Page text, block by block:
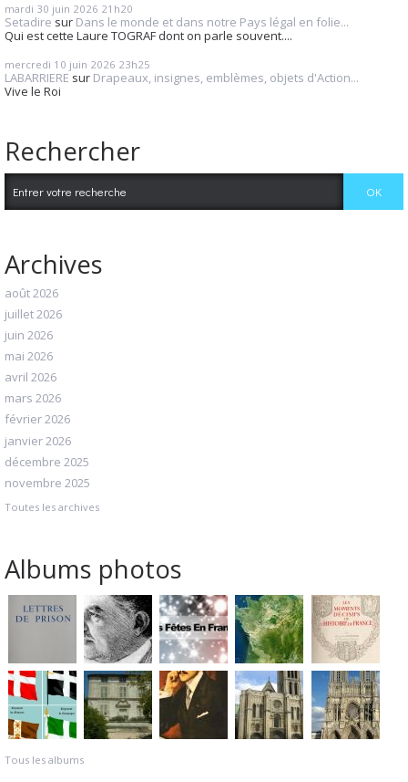
mardi 30 juin 2026 21h20
Setadire sur Dans le monde et dans notre Pays légal en folie...
Qui est cette Laure TOGRAF dont on parle souvent....
mercredi 10 juin 2026 23h25
LABARRIERE sur Drapeaux, insignes, emblèmes, objets d'Action...
Vive le Roi
Rechercher
Archives
août 2026
juillet 2026
juin 2026
mai 2026
avril 2026
mars 2026
février 2026
janvier 2026
décembre 2025
novembre 2025
Toutes les archives
Albums photos
Tous les albums